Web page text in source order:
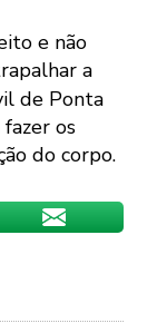
e não
a
de Ponta
os
do corpo.